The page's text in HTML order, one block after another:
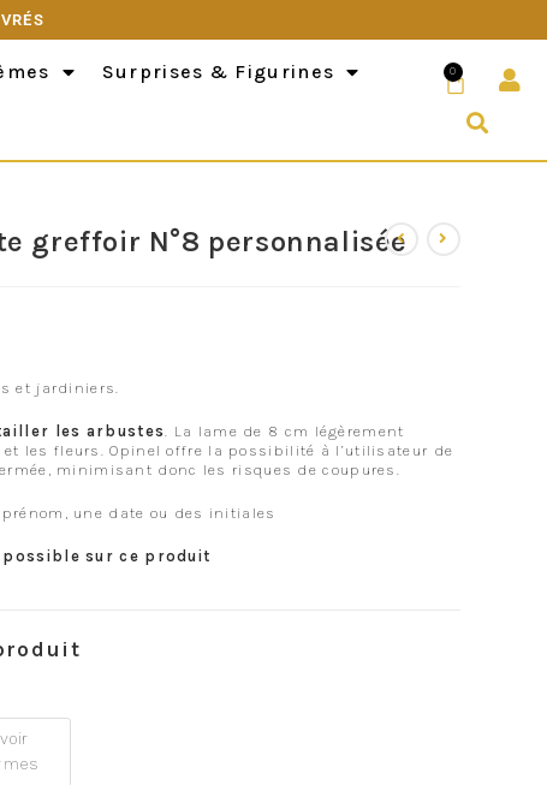
Surprises & Figurines 0
greffoir N°8 personnalisée
et jardiniers.
les arbustes . La lame de 8 cm légèrement
les fleurs. Opinel offre la possibilité à l’utilisateur de
minimisant donc les risques de coupures.
une date ou des initiales
sur ce produit